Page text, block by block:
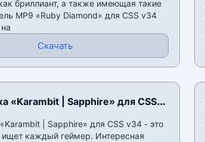
бриллиант, а также имеющая такие
MP9 «Ruby Diamond» для CSS v34
Скачать
«Karambit | Sapphire» для CSS
| Sapphire» для CSS v34 - это
ищет каждый геймер. Интересная